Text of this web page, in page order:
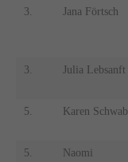
3. Jana Förtsch
3. Julia Lebsanft
5. Karen Schwab
5.
Naomi